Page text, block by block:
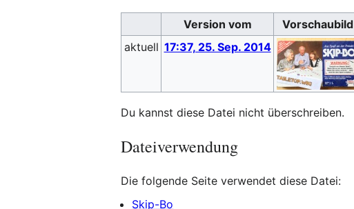
Version vom Vorschaubild
aktuell 17:37, 25. Sep. 2014
Du kannst diese Datei nicht überschreiben.
Dateiverwendung
Die folgende Seite verwendet diese Datei:
Skip-Bo